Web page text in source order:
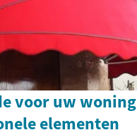
voor uw woning
elementen